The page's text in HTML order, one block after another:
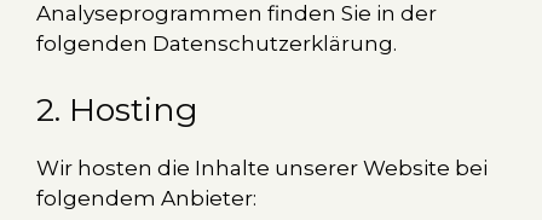
Analyseprogrammen finden Sie in der
folgenden Datenschutzerklärung.
2. Hosting
Wir hosten die Inhalte unserer Website bei
folgendem Anbieter: